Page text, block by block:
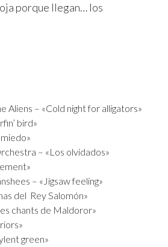
porque llegan… los
Aliens – «Cold night for alligators»
bird»
– «Los olvidados»
– «Jigsaw feeling»
del Rey Salomón»
chants de Maldoror»
green»